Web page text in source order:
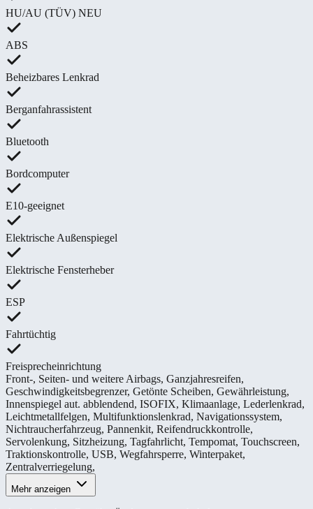
HU/AU (TÜV) NEU
ABS
Beheizbares Lenkrad
Berganfahrassistent
Bluetooth
Bordcomputer
E10-geeignet
Elektrische Außenspiegel
Elektrische Fensterheber
ESP
Fahrtüchtig
Freisprecheinrichtung
Front-, Seiten- und weitere Airbags, Ganzjahresreifen,
Geschwindigkeitsbegrenzer, Getönte Scheiben, Gewährleistung,
Innenspiegel aut. abblendend, ISOFIX, Klimaanlage, Lederlenkrad,
Leichtmetallfelgen, Multifunktionslenkrad, Navigationssystem,
Nichtraucherfahrzeug, Pannenkit, Reifendruckkontrolle,
Servolenkung, Sitzheizung, Tagfahrlicht, Tempomat, Touchscreen,
Traktionskontrolle, USB, Wegfahrsperre, Winterpaket,
Zentralverriegelung,
Mehr anzeigen